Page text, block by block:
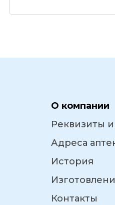
О компании
Реквизиты
Адреса
История
Контакты